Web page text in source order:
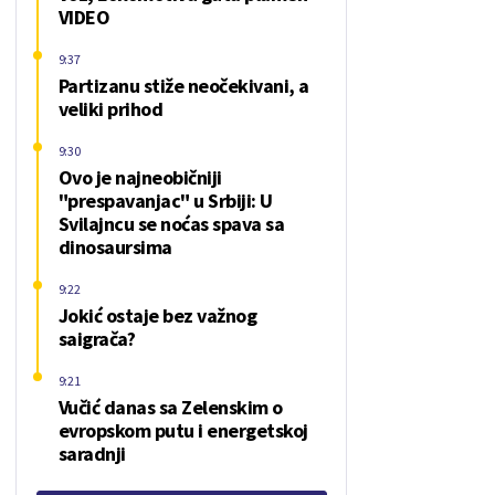
VIDEO
Partizanu stiže neočekivani, a
veliki prihod
9:37
Ovo je najneobičniji
"prespavanjac" u Srbiji: U
Svilajncu se noćas spava sa
dinosaursima
9:30
Jokić ostaje bez važnog
saigrača?
9:22
Vučić danas sa Zelenskim o
evropskom putu i energetskoj
saradnji
9:21